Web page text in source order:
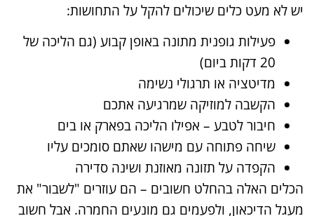
יש לא מעט כלים שיכולים להקל על התחושות:
פעילות גופנית מתונה באופן קבוע (גם הליכה של
20 דקות ביום)
מדיטציה או תרגולי נשימה
הקשבה למוזיקה שמרגיעה אתכם
חיבור לטבע – אפילו הליכה בפארק או בים
שיחה פתוחה עם מישהו שאתם סומכים עליו
הקפדה על תזונה מאוזנת ושינה סדירה
הכלים האלה בהחלט חשובים – הם עוזרים "לשבור" את
מעגל הדיכאון, ולפעמים גם מונעים החמרה. אבל חשוב